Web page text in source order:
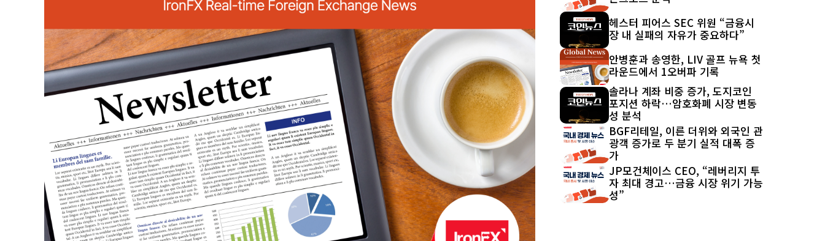
헤스터 피어스 SEC 위원 “금융시
장 내 실패의 자유가 중요하다”
안병훈과 송영한, LIV 골프 뉴욕 첫
라운드에서 1오버파 기록
솔라나 계좌 비중 증가, 도지코인
포지션 하락…암호화폐 시장 변동
성 분석
BGF리테일, 이른 더위와 외국인 관
광객 증가로 두 분기 실적 대폭 증
가
JP모건체이스 CEO, “레버리지 투
자 최대 경고…금융 시장 위기 가능
성”